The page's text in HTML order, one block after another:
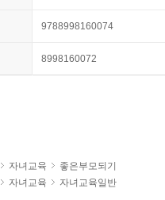
9788998160074
8998160072
자녀교육
좋은부모되기
자녀교육 자녀교육일반